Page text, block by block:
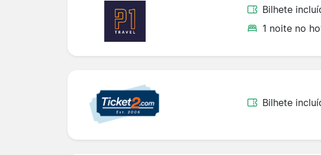
Bilhete
1 noite no
Bilhete